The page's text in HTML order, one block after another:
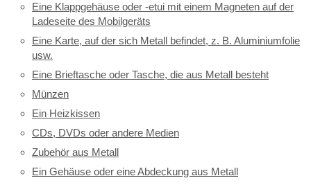
Eine Klappgehäuse oder -etui mit einem Magneten auf der
Ladeseite des Mobilgeräts
Eine Karte, auf der sich Metall befindet, z. B. Aluminiumfolie
usw.
Eine Brieftasche oder Tasche, die aus Metall besteht
Münzen
Ein Heizkissen
CDs, DVDs oder andere Medien
Zubehör aus Metall
Ein Gehäuse oder eine Abdeckung aus Metall